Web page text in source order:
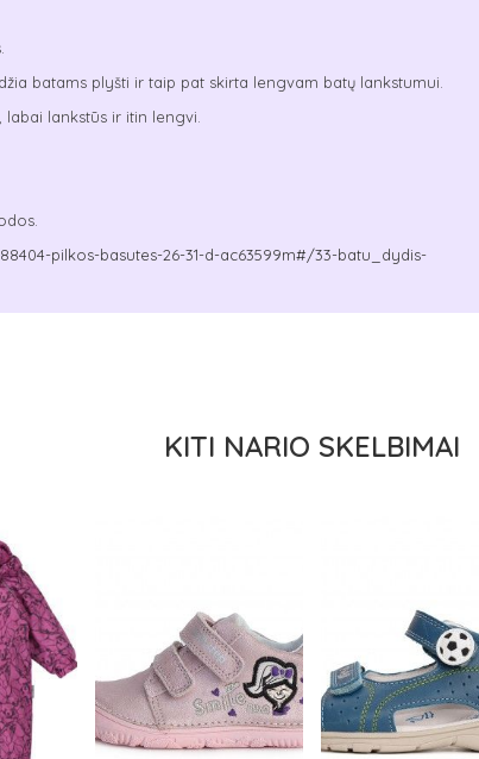
batams plyšti ir taip pat skirta lengvam batų lankstumui.
lankstūs ir itin lengvi.
pilkos-basutes-26-31-d-ac63599m#/33-batu_dydis-
KITI NARIO SKELBIMAI